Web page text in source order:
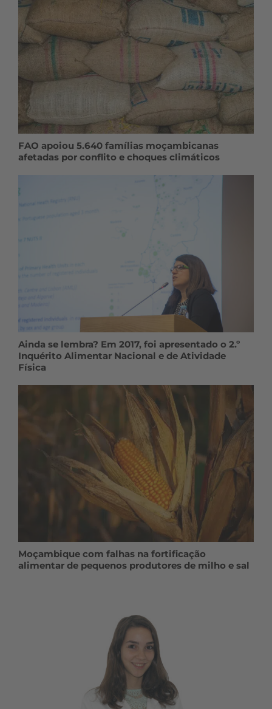
FAO apoiou 5.640 famílias moçambicanas
afetadas por conflito e choques climáticos
Ainda se lembra? Em 2017, foi apresentado o 2.º
Inquérito Alimentar Nacional e de Atividade
Física
Moçambique com falhas na fortificação
alimentar de pequenos produtores de milho e sal